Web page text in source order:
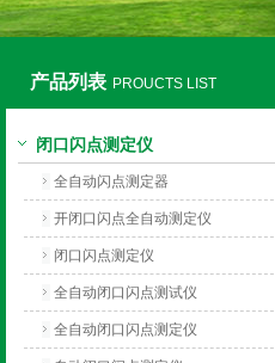
上海旺徐电气有限公司
产品列表 PROUCTS LIST
闭口闪点测定仪
全自动闪点测定器
开闭口闪点全自动测定仪
闭口闪点测定仪
全自动闭口闪点测试仪
全自动闭口闪点测定仪